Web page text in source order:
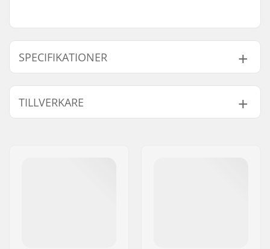
SPECIFIKATIONER
Höjd x bredd x djup:
44 x 26 x 17 cm
Volym:
Aktivitet:
Exploration, Daily
TILLVERKARE